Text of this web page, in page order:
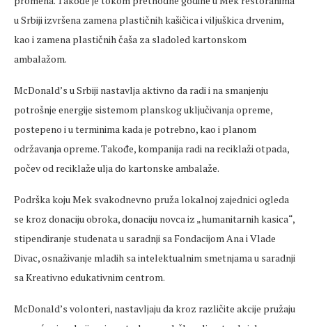
u Srbiji izvršena zamena plastičnih kašičica i viljuškica drvenim,
kao i zamena plastičnih čaša za sladoled kartonskom
ambalažom.
McDonald’s u Srbiji nastavlja aktivno da radi i na smanjenju
potrošnje energije sistemom planskog uključivanja opreme,
postepeno i u terminima kada je potrebno, kao i planom
održavanja opreme. Takođe, kompanija radi na reciklaži otpada,
počev od reciklaže ulja do kartonske ambalaže.
Podrška koju Mek svakodnevno pruža lokalnoj zajednici ogleda
se kroz donaciju obroka, donaciju novca iz „humanitarnih kasica“,
stipendiranje studenata u saradnji sa Fondacijom Ana i Vlade
Divac, osnaživanje mladih sa intelektualnim smetnjama u saradnji
sa Kreativno edukativnim centrom.
McDonald’s volonteri, nastavljaju da kroz različite akcije pružaju